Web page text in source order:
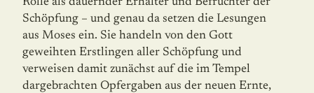
Schöpfung – und genau da setzen die Lesungen
aus Moses ein. Sie han­deln von den Gott
geweihten Erstlingen aller Schöpfung und
verweisen damit zu­nächst auf die im Tempel
dargebrachten Opfergaben aus der neuen Ernte,